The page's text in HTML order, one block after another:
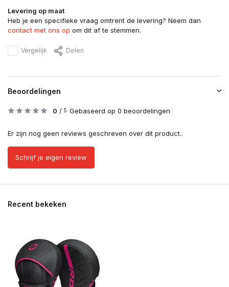
Levering op maat
Heb je een specifieke vraag omtrent de levering? Neem dan
contact met ons op om dit af te stemmen.
Vergelijk Delen
Beoordelingen
0 / 5 Gebaseerd op 0 beoordelingen
Er zijn nog geen reviews geschreven over dit product..
Schrijf je eigen review
Recent bekeken